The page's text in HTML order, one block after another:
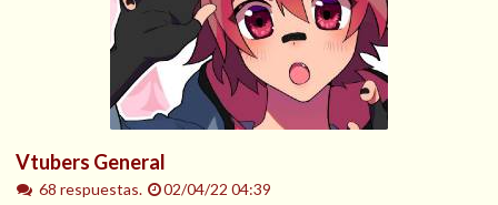
Vtubers General
68 respuestas.
02/04/22 04:39